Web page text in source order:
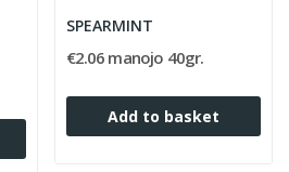
SPEARMINT
€2.06 manojo 40gr.
Add to basket